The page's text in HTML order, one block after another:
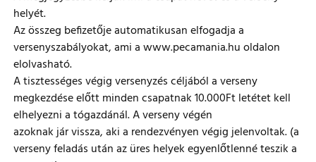
helyét.
Az összeg befizetője automatikusan elfogadja a
versenyszabályokat, ami a www.pecamania.hu oldalon
elolvasható.
A tisztességes végig versenyzés céljából a verseny
megkezdése előtt minden csapatnak 10.000Ft letétet kell
elhelyezni a tógazdánál. A verseny végén
azoknak jár vissza, aki a rendezvényen végig jelenvoltak. (a
verseny feladás után az üres helyek egyenlőtlenné teszik a